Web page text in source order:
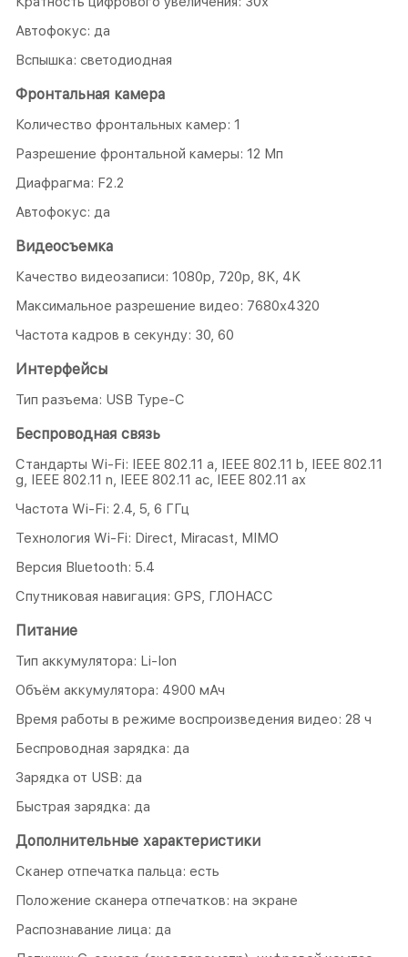
Автофокус: да
Вспышка: светодиодная
Фронтальная камера
Количество фронтальных камер: 1
Разрешение фронтальной камеры: 12 Мп
Диафрагма: F2.2
Автофокус: да
Видеосъемка
Качество видеозаписи: 1080р, 720p, 8K, 4K
Максимальное разрешение видео: 7680x4320
Частота кадров в секунду: 30, 60
Интерфейсы
Тип разъема: USB Type-C
Беспроводная связь
Стандарты Wi-Fi: IEEE 802.11 a, IEEE 802.11 b, IEEE 802.11
g, IEEE 802.11 n, IEEE 802.11 ac, IEEE 802.11 ax
Частота Wi-Fi: 2.4, 5, 6 ГГц
Технология Wi-Fi: Direct, Miracast, MIMO
Версия Bluetooth: 5.4
Спутниковая навигация: GPS, ГЛОНАСС
Питание
Тип аккумулятора: Li-Ion
Объём аккумулятора: 4900 мАч
Время работы в режиме воспроизведения видео: 28 ч
Беспроводная зарядка: да
Зарядка от USB: да
Быстрая зарядка: да
Дополнительные характеристики
Сканер отпечатка пальца: есть
Положение сканера отпечатков: на экране
Распознавание лица: да